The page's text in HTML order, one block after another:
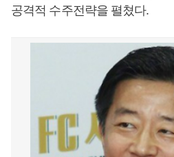
공격적 수주전략을 펼쳤다.